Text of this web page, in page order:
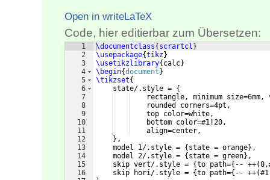
Open in writeLaTeX
Code, hier editierbar zum Übersetzen:
1
2
3
4
5
6
7
8
9
10
11
12
13
14
15
16
\documentclass{ scrartcl }
\usepackage{tikz}
\usetikzlibrary{ calc}
\begin{document }
\tikzset{
    state/.style =
{
rectangle, minimum size=6mm,
    rounded corners=4pt,
    top color=white,
    bottom color=#1!20,
    align=center,
} ,
    model 1/.style =
{ state = orange} ,
    model 2/.style =
{ state = green} ,
    skip vert/.style =
{to path={ -- ++(
    skip hori/.style =
{to path={ -- ++(